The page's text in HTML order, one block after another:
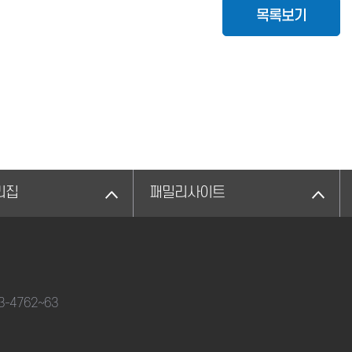
목록보기
집 패밀리사이트
4762~63